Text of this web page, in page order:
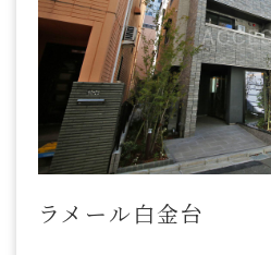
ラメール白金台